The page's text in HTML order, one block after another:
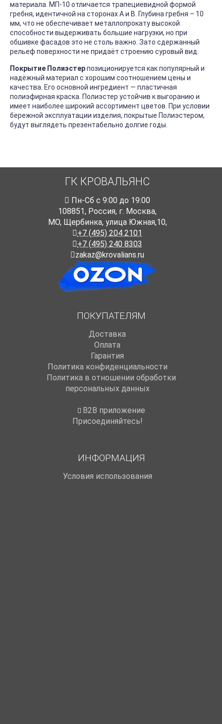
материала. МП-10 отличается трапециевидной формой
гребня, идентичной на сторонах А и В. Глубина гребня – 10
мм, что не обеспечивает металлопрокату высокой
способности выдерживать большие нагрузки, но при
обшивке фасадов это не столь важно. Зато сдержанный
рельеф поверхности не придаёт строению суровый вид.
Покрытие Полиэстерпозиционируется как популярный и
надёжный материал с хорошим соотношением цены и
качества. Его основной ингредиент — пластичная
полиэфирная краска. Полиэстер устойчив к выгоранию и
имеет наиболее широкий ассортимент цветов. При условии
бережной эксплуатации изделия, покрытые Полиэстером,
будут выглядеть презентабельно долгие годы.
ГК КРОВАЛЬЯНС
Пн-Cб с 9:00 до 19:00
108851, Россия, г. Москва,
МО, Щербинка, улица Южная,10,
+7 (495) 204 2101
+7 (495) 240 8303
zakaz@krovalians.ru
ПОКУПАТЕЛЯМ
Доставка
Оплата
Гарантия
Политика конфиденциальности
Политика в отношении обработки
персональных данных
B2B приложение
Присоединяйтесь!
ИНФОРМАЦИЯ
Условия использования